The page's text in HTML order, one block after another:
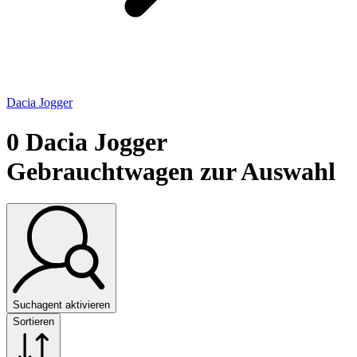
Dacia Jogger
0 Dacia Jogger
Gebrauchtwagen zur Auswahl
Suchagent aktivieren
Sortieren